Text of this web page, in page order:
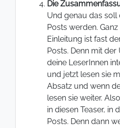
Die
Und genau das soll
Posts werden.
Einleitung ist fast
Posts. Denn mit
deine LeserInnen
und jetzt lesen sie
Absatz und wenn
lesen sie weiter.
in diesen Teaser, in
Posts. Denn dann